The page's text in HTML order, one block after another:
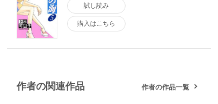
試し読み
購入はこちら
作者の関連作品 作者の作品一覧